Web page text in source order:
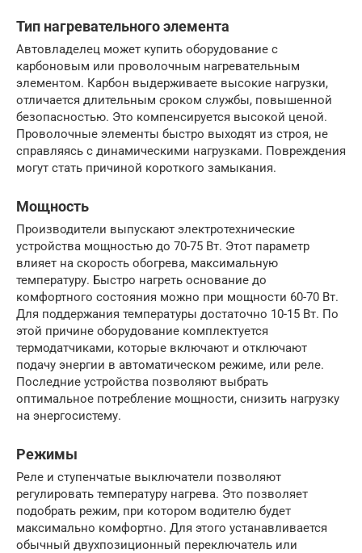
Тип нагревательного элемента
Автовладелец может купить оборудование с
карбоновым или проволочным нагревательным
элементом. Карбон выдерживаете высокие нагрузки,
отличается длительным сроком службы, повышенной
безопасностью. Это компенсируется высокой ценой.
Проволочные элементы быстро выходят из строя, не
справляясь с динамическими нагрузками. Повреждения
могут стать причиной короткого замыкания.
Мощность
Производители выпускают электротехнические
устройства мощностью до 70-75 Вт. Этот параметр
влияет на скорость обогрева, максимальную
температуру. Быстро нагреть основание до
комфортного состояния можно при мощности 60-70 Вт.
Для поддержания температуры достаточно 10-15 Вт. По
этой причине оборудование комплектуется
термодатчиками, которые включают и отключают
подачу энергии в автоматическом режиме, или реле.
Последние устройства позволяют выбрать
оптимальное потребление мощности, снизить нагрузку
на энергосистему.
Режимы
Реле и ступенчатые выключатели позволяют
регулировать температуру нагрева. Это позволяет
подобрать режим, при котором водителю будет
максимально комфортно. Для этого устанавливается
обычный двухпозиционный переключатель или